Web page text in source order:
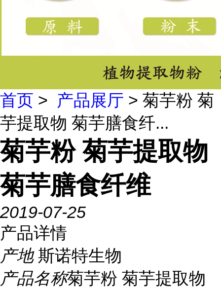
首页 > 产品展厅 > 菊芋粉 菊
芋提取物 菊芋膳食纤...
菊芋粉 菊芋提取物
菊芋膳食纤维
2019-07-25
产品详情
产地 斯诺特生物
产品名称菊芋粉 菊芋提取物